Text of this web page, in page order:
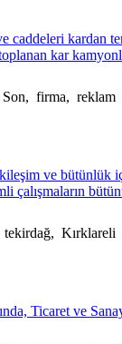
caddeleri kardan
kar
firma, reklam
ve
çalışmaların
Kırklareli
Ticaret ve